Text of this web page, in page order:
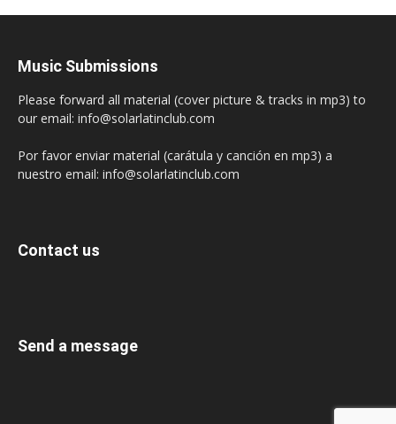
Music Submissions
Please forward all material (cover picture & tracks in mp3) to
our email: info@solarlatinclub.com
Por favor enviar material (carátula y canción en mp3) a
nuestro email: info@solarlatinclub.com
Contact us
Send a message